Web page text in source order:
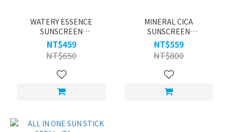
WATERY ESSENCE
SUNSCREEN
SPF50+/PA++++
NT$459
NT$650
MINERAL CICA
SUNSCREEN
SPF50+/PA++++
NT$559
NT$800